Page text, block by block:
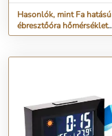
Hasonlók, mint Fa hatású
ébresztőóra hőmérséklet
kijelzéssel